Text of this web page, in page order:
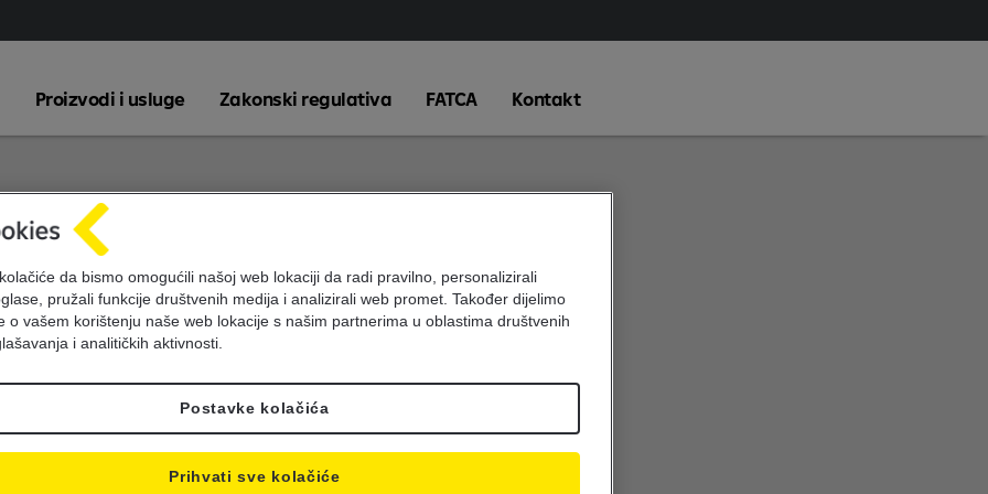
Proizvodi i usluge Zakonski regulativa FATCA Kontakt
da bismo omogućili našoj web lokaciji da radi pravilno, personalizirali
pružali funkcije društvenih medija i analizirali web promet. Također dijelimo
o vašem korištenju naše web lokacije s našim partnerima u oblastima društvenih
i analitičkih aktivnosti.
Postavke kolačića
Prihvati sve kolačiće